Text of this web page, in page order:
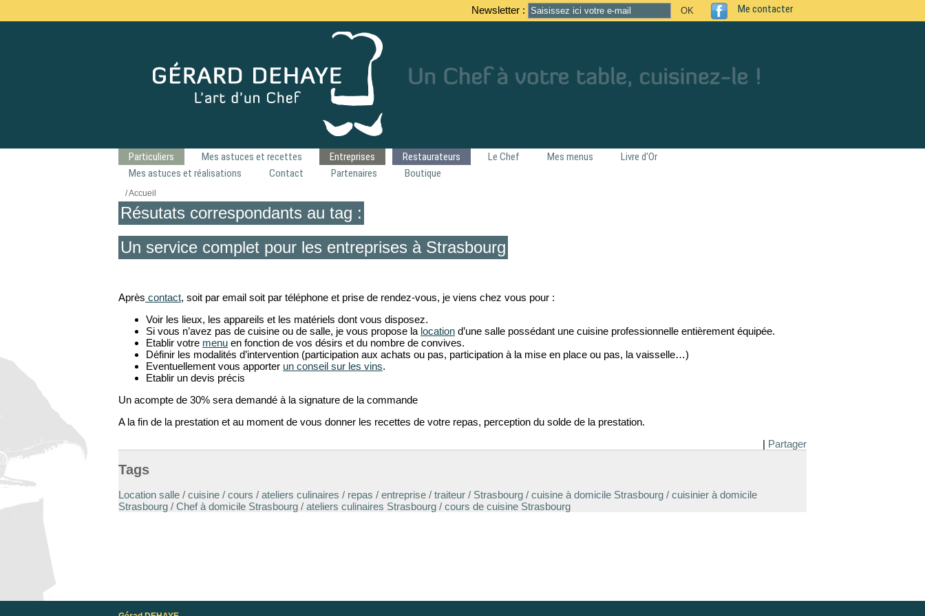
Me contacter
Newsletter :
Particuliers Mes astuces et recettes Entreprises Restaurateurs Le Chef Mes menus
Livre d'Or
Mes astuces et réalisations
Contact Partenaires Boutique
/ Accueil
Résutats correspondants au tag :
Un service complet pour les entreprises à Strasbourg
Après contact, soit par email soit par téléphone et prise de rendez-vous, je viens chez vous pour :
Voir les lieux, les appareils et les matériels dont vous disposez.
Si vous n’avez pas de cuisine ou de salle, je vous propose la location d’une salle possédant une cuisine professionnelle entièrement équipée.
Etablir votre menu en fonction de vos désirs et du nombre de convives.
Définir les modalités d’intervention (participation aux achats ou pas, participation à la mise en place ou pas, la vaisselle…)
Eventuellement vous apporter un conseil sur les vins.
Etablir un devis précis
Un acompte de 30% sera demandé à la signature de la commande
A la fin de la prestation et au moment de vous donner les recettes de votre repas, perception du solde de la prestation.
| Partager
Tags
Location salle / cuisine / cours / ateliers culinaires / repas / entreprise / traiteur / Strasbourg / cuisine à domicile Strasbourg / cuisinier à domicile
Strasbourg / Chef à domicile Strasbourg / ateliers culinaires Strasbourg / cours de cuisine Strasbourg